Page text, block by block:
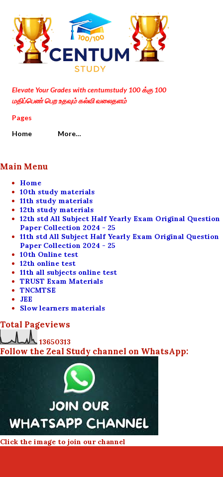
Skip to main content
Elevate Your Grades with centumstudy 100 க்கு 100
மதிப்பெண் பெற உதவும் கல்வி வலைதளம்
Pages
Home
More…
Main Menu
Home
10th study materials
11th study materials
12th study materials
12th std All Subject Half Yearly Exam Original Question
Paper Collection 2024 - 25
11th std All Subject Half Yearly Exam Original Question
Paper Collection 2024 - 25
10th Online test
12th online test
11th all subjects online test
TRUST Exam Materials
TNCMTSE
JEE
Slow learners materials
Total Pageviews
13650313
Follow the Zeal Study channel on WhatsApp:
Click the image to join our channel